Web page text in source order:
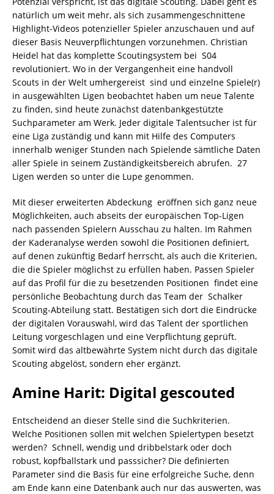
natürlich um weit mehr, als sich zusammengeschnittene
Highlight-Videos potenzieller Spieler anzuschauen und auf
dieser Basis Neuverpflichtungen vorzunehmen. Christian
Heidel hat das komplette Scoutingsystem bei S04
revolutioniert. Wo in der Vergangenheit eine handvoll
Scouts in der Welt umhergereist sind und einzelne Spiele(r)
in ausgewählten Ligen beobachtet haben um neue Talente
zu finden, sind heute zunächst datenbankgestützte
Suchparameter am Werk. Jeder digitale Talentsucher ist für
eine Liga zuständig und kann mit Hilfe des Computers
innerhalb weniger Stunden nach Spielende sämtliche Daten
aller Spiele in seinem Zuständigkeitsbereich abrufen. 27
Ligen werden so unter die Lupe genommen.
Mit dieser erweiterten Abdeckung eröffnen sich ganz neue
Möglichkeiten, auch abseits der europäischen Top-Ligen
nach passenden Spielern Ausschau zu halten. Im Rahmen
der Kaderanalyse werden sowohl die Positionen definiert,
auf denen zukünftig Bedarf herrscht, als auch die Kriterien,
die die Spieler möglichst zu erfüllen haben. Passen Spieler
auf das Profil für die zu besetzenden Positionen findet eine
persönliche Beobachtung durch das Team der Schalker
Scouting-Abteilung statt. Bestätigen sich dort die Eindrücke
der digitalen Vorauswahl, wird das Talent der sportlichen
Leitung vorgeschlagen und eine Verpflichtung geprüft.
Somit wird das altbewährte System nicht durch das digitale
Scouting abgelöst, sondern eher ergänzt.
Amine Harit: Digital gescouted
Entscheidend an dieser Stelle sind die Suchkriterien.
Welche Positionen sollen mit welchen Spielertypen besetzt
werden? Schnell, wendig und dribbelstark oder doch
robust, kopfballstark und passsicher? Die definierten
Parameter sind die Basis für eine erfolgreiche Suche, denn
am Ende kann eine Datenbank auch nur das auswerten, was